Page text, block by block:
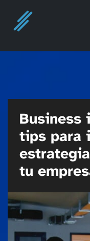
Business
tips para
tu